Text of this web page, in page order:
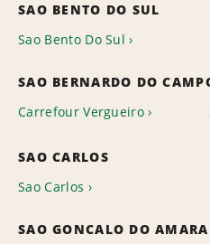
SAO BENTO DO SUL
Sao Bento Do Sul
SAO BERNARDO DO
Carrefour Vergueiro
SAO CARLOS
Sao Carlos
SAO GONCALO DO